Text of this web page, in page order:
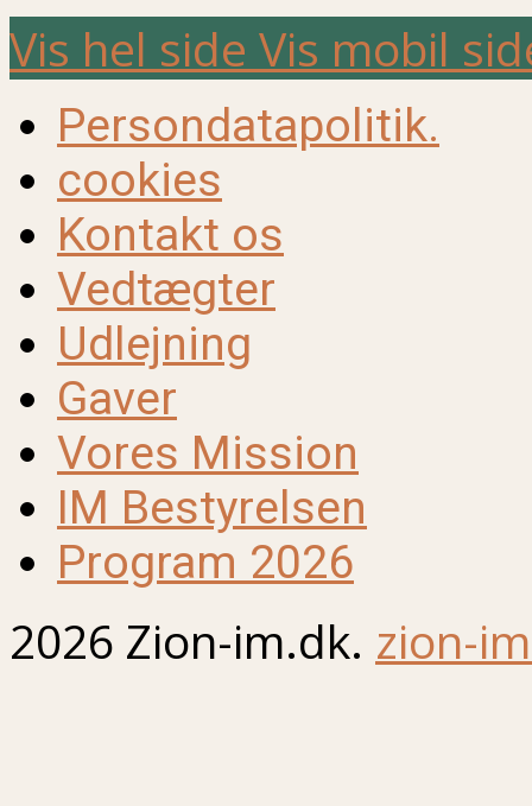
Vis hel side Vis mobil
Persondatapolitik.
cookies
Kontakt os
Vedtægter
Udlejning
Gaver
Vores Mission
IM Bestyrelsen
Program 2026
2026 Zion-im.dk. zion-